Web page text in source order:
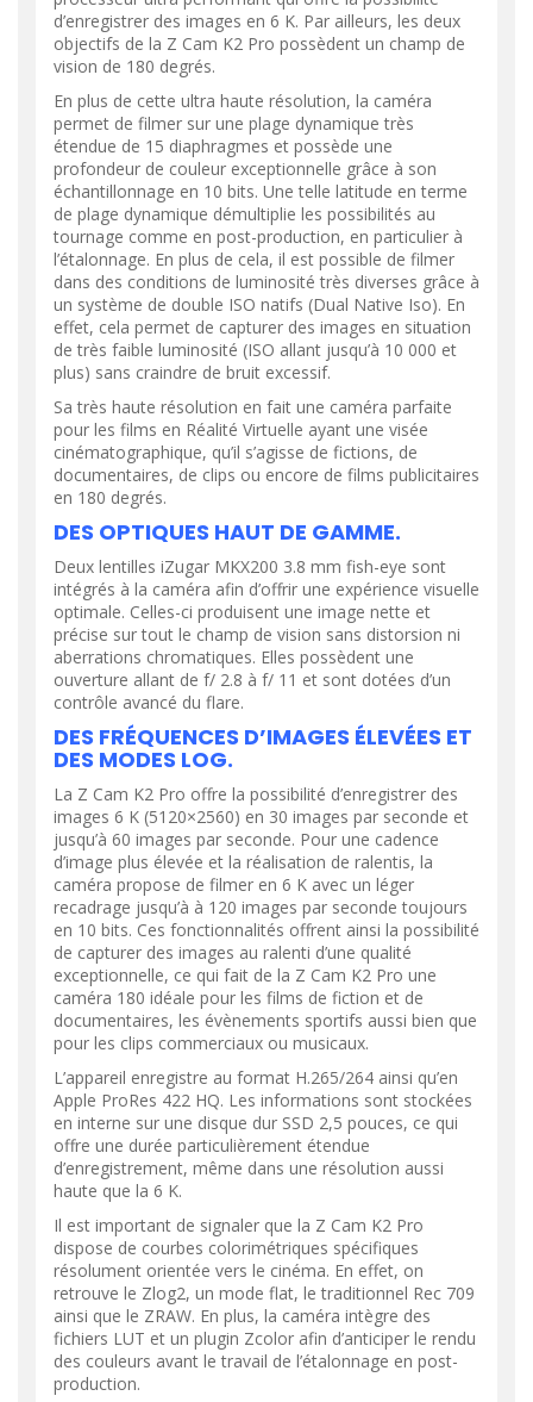
d’enregistrer des images en 6 K. Par ailleurs, les deux
objectifs de la Z Cam K2 Pro possèdent un champ de
vision de 180 degrés.
En plus de cette ultra haute résolution, la caméra
permet de filmer sur une plage dynamique très
étendue de 15 diaphragmes et possède une
profondeur de couleur exceptionnelle grâce à son
échantillonnage en 10 bits. Une telle latitude en terme
de plage dynamique démultiplie les possibilités au
tournage comme en post-production, en particulier à
l’étalonnage. En plus de cela, il est possible de filmer
dans des conditions de luminosité très diverses grâce à
un système de double ISO natifs (Dual Native Iso). En
effet, cela permet de capturer des images en situation
de très faible luminosité (ISO allant jusqu’à 10 000 et
plus) sans craindre de bruit excessif.
Sa très haute résolution en fait une caméra parfaite
pour les films en Réalité Virtuelle ayant une visée
cinématographique, qu’il s’agisse de fictions, de
documentaires, de clips ou encore de films publicitaires
en 180 degrés.
DES OPTIQUES HAUT DE GAMME.
Deux lentilles iZugar MKX200 3.8 mm fish-eye sont
intégrés à la caméra afin d’offrir une expérience visuelle
optimale. Celles-ci produisent une image nette et
précise sur tout le champ de vision sans distorsion ni
aberrations chromatiques. Elles possèdent une
ouverture allant de f/ 2.8 à f/ 11 et sont dotées d’un
contrôle avancé du flare.
DES FRÉQUENCES D’IMAGES ÉLEVÉES ET
DES MODES LOG.
La Z Cam K2 Pro offre la possibilité d’enregistrer des
images 6 K (5120×2560) en 30 images par seconde et
jusqu’à 60 images par seconde. Pour une cadence
d’image plus élevée et la réalisation de ralentis, la
caméra propose de filmer en 6 K avec un léger
recadrage jusqu’à à 120 images par seconde toujours
en 10 bits. Ces fonctionnalités offrent ainsi la possibilité
de capturer des images au ralenti d’une qualité
exceptionnelle, ce qui fait de la Z Cam K2 Pro une
caméra 180 idéale pour les films de fiction et de
documentaires, les évènements sportifs aussi bien que
pour les clips commerciaux ou musicaux.
L’appareil enregistre au format H.265/264 ainsi qu’en
Apple ProRes 422 HQ. Les informations sont stockées
en interne sur une disque dur SSD 2,5 pouces, ce qui
offre une durée particulièrement étendue
d’enregistrement, même dans une résolution aussi
haute que la 6 K.
Il est important de signaler que la Z Cam K2 Pro
dispose de courbes colorimétriques spécifiques
résolument orientée vers le cinéma. En effet, on
retrouve le Zlog2, un mode flat, le traditionnel Rec 709
ainsi que le ZRAW. En plus, la caméra intègre des
fichiers LUT et un plugin Zcolor afin d’anticiper le rendu
des couleurs avant le travail de l’étalonnage en post-
production.